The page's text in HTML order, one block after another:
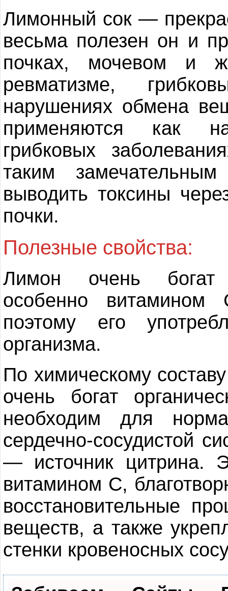
Лимонный сок —
весьма полезен он и
почках, мочевом и
ревматизме,
нарушениях обмена
применяются как
грибковых
таким
выводить токсины
почки.
Полезные свойства:
Лимон очень богат
особенно
поэтому его
организма.
По химическому
очень богат
необходим для
сердечно-сосудистой
— источник цитрина.
витамином С,
восстановительные
веществ, а также
стенки кровеносных